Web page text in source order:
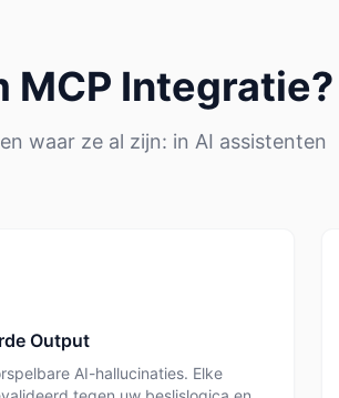
MCP Integratie?
waar ze al zijn: in AI assistenten
Output
AI-hallucinaties. Elke